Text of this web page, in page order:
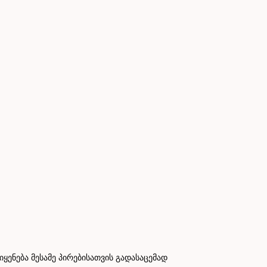
მესამე პირებისათვის გადასაცემად